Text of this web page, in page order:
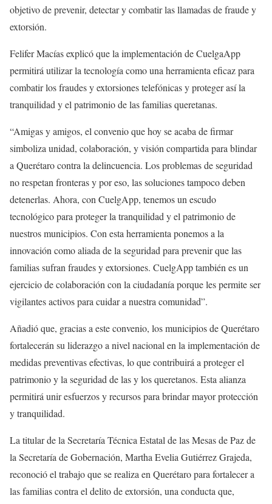
objetivo de prevenir, detectar y combatir las llamadas de fraude y
extorsión.
Felifer Macías explicó que la implementación de CuelgaApp
permitirá utilizar la tecnología como una herramienta eficaz para
combatir los fraudes y extorsiones telefónicas y proteger así la
tranquilidad y el patrimonio de las familias queretanas.
“Amigas y amigos, el convenio que hoy se acaba de firmar
simboliza unidad, colaboración, y visión compartida para blindar
a Querétaro contra la delincuencia. Los problemas de seguridad
no respetan fronteras y por eso, las soluciones tampoco deben
detenerlas. Ahora, con CuelgApp, tenemos un escudo
tecnológico para proteger la tranquilidad y el patrimonio de
nuestros municipios. Con esta herramienta ponemos a la
innovación como aliada de la seguridad para prevenir que las
familias sufran fraudes y extorsiones. CuelgApp también es un
ejercicio de colaboración con la ciudadanía porque les permite ser
vigilantes activos para cuidar a nuestra comunidad”.
Añadió que, gracias a este convenio, los municipios de Querétaro
fortalecerán su liderazgo a nivel nacional en la implementación de
medidas preventivas efectivas, lo que contribuirá a proteger el
patrimonio y la seguridad de las y los queretanos. Esta alianza
permitirá unir esfuerzos y recursos para brindar mayor protección
y tranquilidad.
La titular de la Secretaría Técnica Estatal de las Mesas de Paz de
la Secretaría de Gobernación, Martha Evelia Gutiérrez Grajeda,
reconoció el trabajo que se realiza en Querétaro para fortalecer a
las familias contra el delito de extorsión, una conducta que,